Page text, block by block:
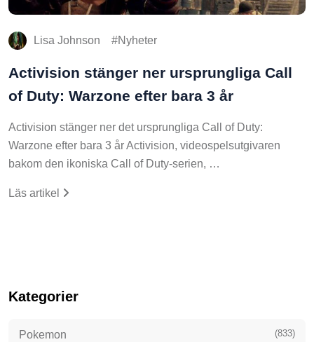
Lisa Johnson Nyheter
Activision stänger ner ursprungliga Call
of Duty: Warzone efter bara 3 år
Activision stänger ner det ursprungliga Call of Duty:
Warzone efter bara 3 år Activision, videospelsutgivaren
bakom den ikoniska Call of Duty-serien, …
Läs artikel
Kategorier
Pokemon (833)